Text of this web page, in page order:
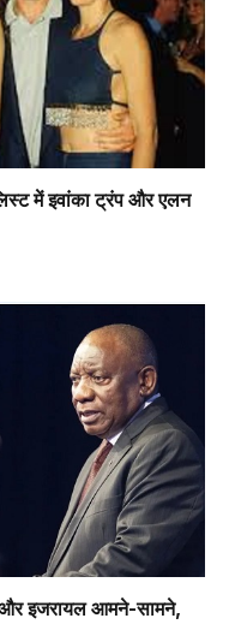
में इवांका ट्रंप और एलन
और इजरायल आमने-सामने,